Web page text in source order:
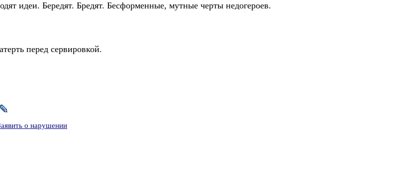
идеи. Бередят. Бредят. Бесформенные, мутные черты недогероев.
перед сервировкой.
о нарушении